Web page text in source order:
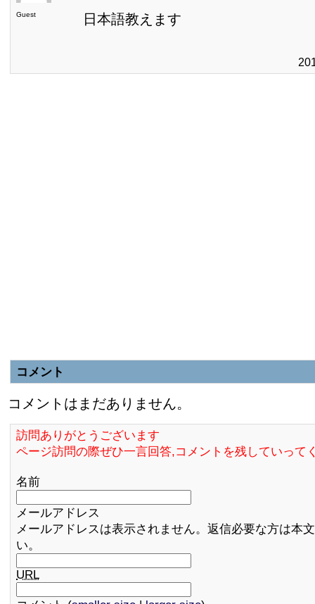
Guest 日本語教えます
コメント
コメントはまだありません。
訪問ありがとうございます
ページ訪問の際ぜひ一言回答,コメントを残していって
名前
メールアドレス
メールアドレスは表示されません。返信必要な方は本
い。
URL